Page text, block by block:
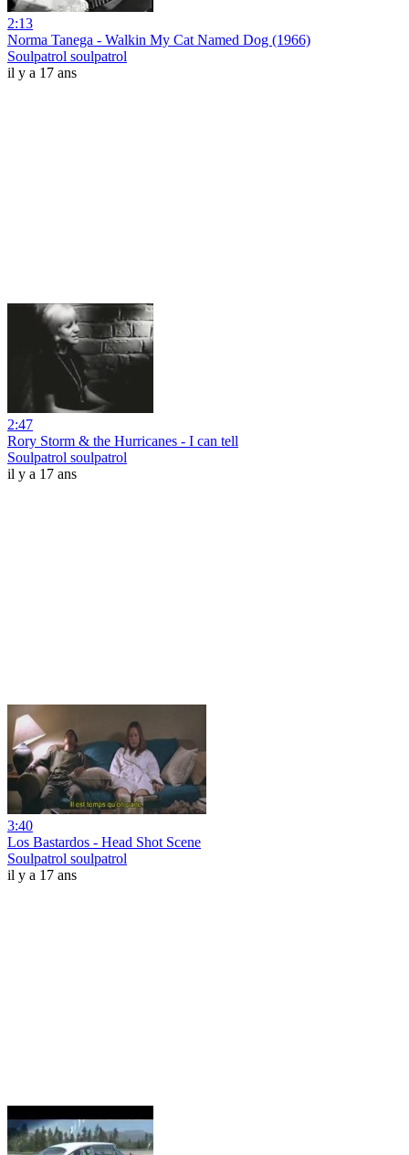
2:13
Norma Tanega - Walkin My Cat Named Dog (1966)
Soulpatrol soulpatrol
il y a 17 ans
2:47
Rory Storm & the Hurricanes - I can tell
Soulpatrol soulpatrol
il y a 17 ans
3:40
Los Bastardos - Head Shot Scene
Soulpatrol soulpatrol
il y a 17 ans